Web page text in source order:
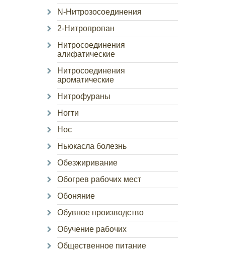
N-Нитрозосоединения
2-Нитропропан
Нитросоединения
алифатические
Нитросоединения
ароматические
Нитрофураны
Ногти
Нос
Ньюкасла болезнь
Обезжиривание
Обогрев рабочих мест
Обоняние
Обувное производство
Обучение рабочих
Общественное питание